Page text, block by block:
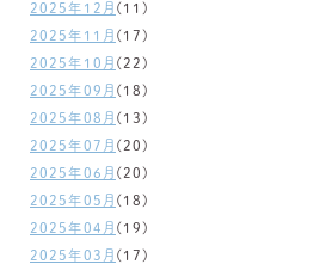
2025年12月 (11)
2025年11月 (17)
2025年10月 (22)
2025年09月 (18)
2025年08月 (13)
2025年07月 (20)
2025年06月 (20)
2025年05月 (18)
2025年04月 (19)
2025年03月 (17)